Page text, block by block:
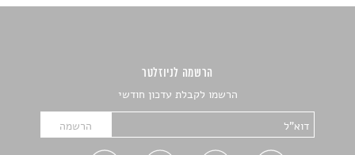
הרשמה לניוזלטר
הרשמו לקבלת עדכון חודשי